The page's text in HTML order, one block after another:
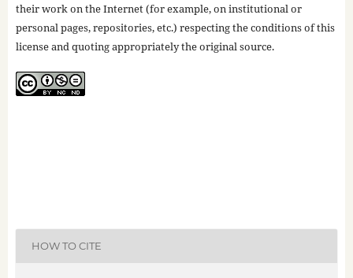
their work on the Internet (for example, on institutional or
personal pages, repositories, etc.) respecting the conditions of this
license and quoting appropriately the original source.
HOW TO CITE